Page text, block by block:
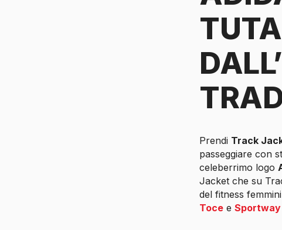
Prendi Track
passeggiare con
celeberrimo logo
Jacket che su
del fitness
Toce e